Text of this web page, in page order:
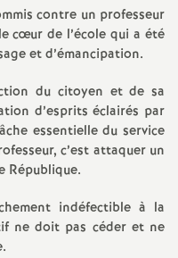
n
s
e
i
g
contre un professeur
cœur de l’école qui a été
et d’émancipation.
du citoyen et de sa
d’esprits éclairés par
essentielle du service
c’est attaquer un
République.
indéfectible à la
ne doit pas céder et ne